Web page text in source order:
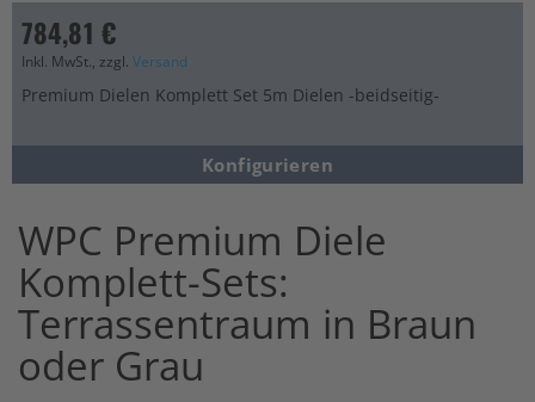
784,81 €
Inkl. MwSt., zzgl. Versand
Premium Dielen Komplett Set 5m Dielen -beidseitig-
Konfigurieren
WPC Premium Diele
Komplett-Sets:
Terrassentraum in Braun
oder Grau